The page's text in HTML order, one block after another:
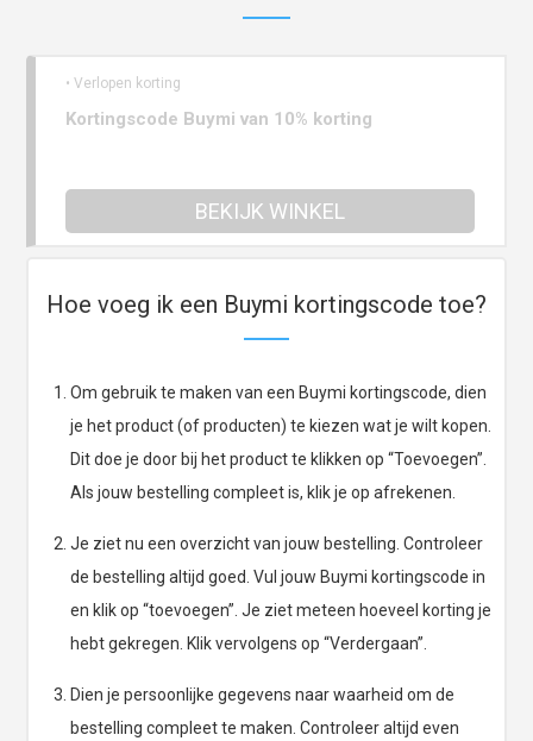
• Verlopen korting
Kortingscode Buymi van 10% korting
BEKIJK WINKEL
Hoe voeg ik een Buymi kortingscode toe?
Om gebruik te maken van een Buymi kortingscode, dien
je het product (of producten) te kiezen wat je wilt kopen.
Dit doe je door bij het product te klikken op “Toevoegen”.
Als jouw bestelling compleet is, klik je op afrekenen.
Je ziet nu een overzicht van jouw bestelling. Controleer
de bestelling altijd goed. Vul jouw Buymi kortingscode in
en klik op “toevoegen”. Je ziet meteen hoeveel korting je
hebt gekregen. Klik vervolgens op “Verdergaan”.
Dien je persoonlijke gegevens naar waarheid om de
bestelling compleet te maken. Controleer altijd even